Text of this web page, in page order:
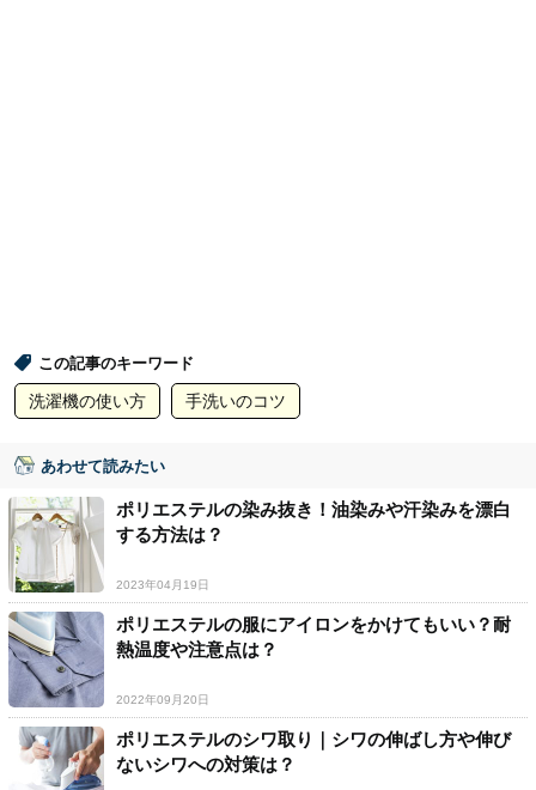
この記事のキーワード
洗濯機の使い方 手洗いのコツ
あわせて読みたい
ポリエステルの染み抜き！油染みや汗染みを漂白
する方法は？
2023年04月19日
ポリエステルの服にアイロンをかけてもいい？耐
熱温度や注意点は？
2022年09月20日
ポリエステルのシワ取り｜シワの伸ばし方や伸び
ないシワへの対策は？